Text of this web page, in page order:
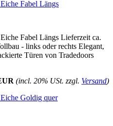
Fabel Längs
Fabel Längs Lieferzeit ca.
- links oder rechts Elegant,
Türen von Tradedoors
(incl. 20% USt. zzgl. Versand)
Goldig quer